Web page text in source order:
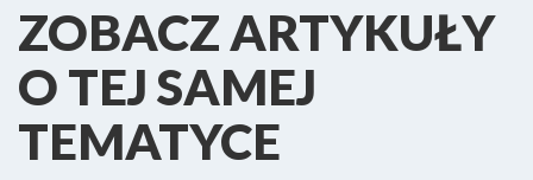
ZOBACZ ARTYKUŁY
O TEJ SAMEJ
TEMATYCE